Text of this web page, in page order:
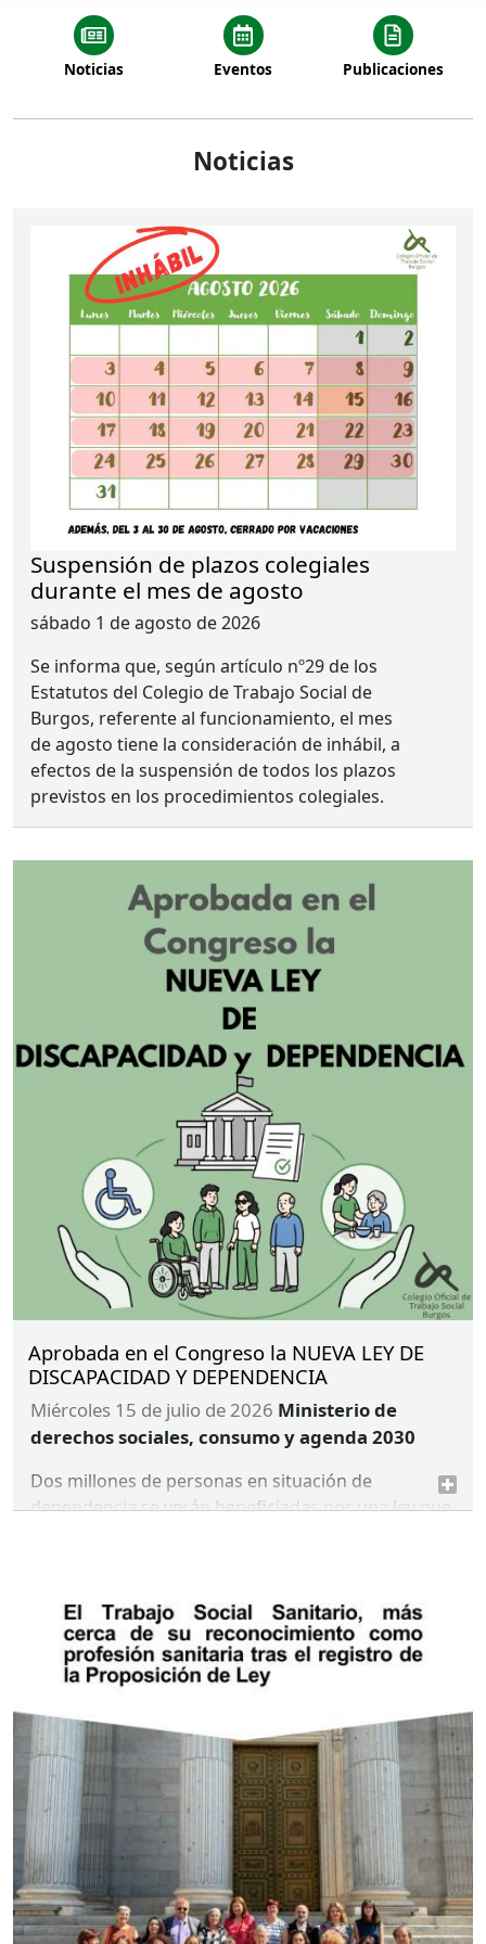
Noticias Eventos Publicaciones
Noticias
Suspensión de plazos colegiales
durante el mes de agosto
sábado 1 de agosto de 2026
Se informa que, según artículo nº29 de los
Estatutos del Colegio de Trabajo Social de
Burgos, referente al funcionamiento, el mes
de agosto tiene la consideración de inhábil, a
efectos de la suspensión de todos los plazos
previstos en los procedimientos colegiales.
Aprobada en el Congreso la NUEVA LEY DE
DISCAPACIDAD Y DEPENDENCIA
miércoles 15 de julio de 2026 Ministerio de
derechos sociales, consumo y agenda 2030
Dos millones de personas en situación de
dependencia se verán beneficiadas por una ley que
simplifica procedimientos y elimina tiempos de
espera burocráticos con la pasarela de
discapacidad a dependencia, amplia nuevos
perfiles de cuidadoras, posibilita la compatibilidad
de servicios y da carácter legal que la teleasistencia
tenga carácter universal para todas las personas
en situación de dependencia que vivan en su casa.
Reforma en dependencia y Reforma en
discapacidad.